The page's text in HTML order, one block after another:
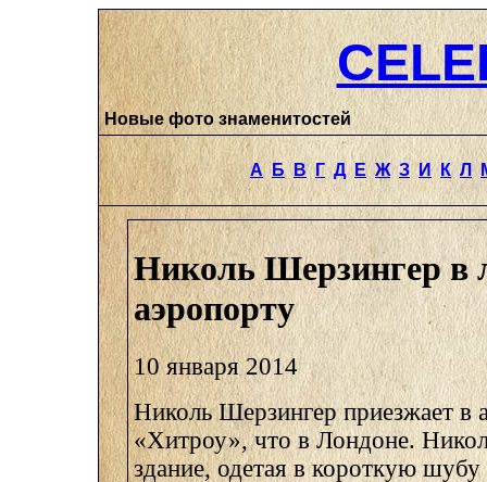
Новые фото знаменитостей
А Б В Г Д Е Ж З И К Л
Николь Шерзингер в
аэропорту
10 января 2014
Николь Шерзингер приезжает в
«Хитроу», что в Лондоне.
здание, одетая в короткую